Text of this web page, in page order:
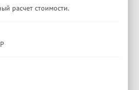
расчет стоимости.